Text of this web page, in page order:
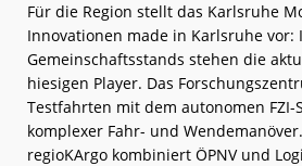
Für die Region stellt das Karlsruhe
Innovationen made in Karlsruhe
Gemeinschaftsstands stehen die
hiesigen Player. Das
Testfahrten mit dem autonomen FZI-
komplexer Fahr- und
regioKArgo kombiniert ÖPNV und